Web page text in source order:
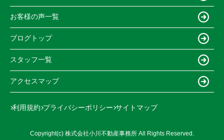
お客様の声一覧
ブログトップ
スタッフ一覧
アクセスマップ
利用規約 プライバシーポリシー サイトマップ
Copyright(c) 株式会社小川不動産事務所 All Rights Reserved.